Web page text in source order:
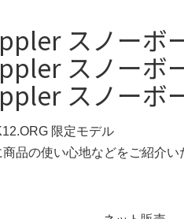
スノーボ
スノーボ
スノーボ
限定モデル
品の使い心地などをご紹介い